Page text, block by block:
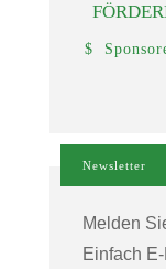
Newsletter
Melden
Einfach